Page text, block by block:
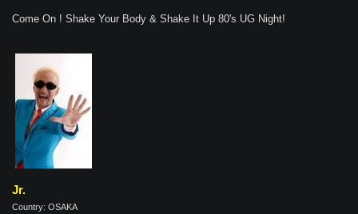
Come On ! Shake Your Body & Shake It Up 80's UG Night!
Jr.
Country: OSAKA